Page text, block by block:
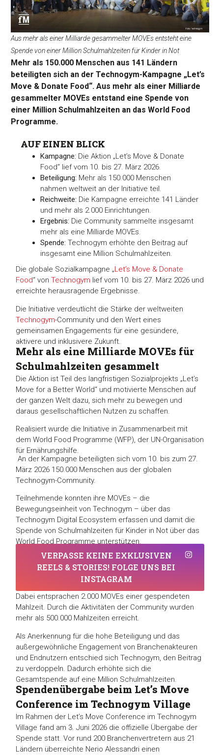
Aus mehr als einer Milliarde gesammelter MOVEs entsteht eine
Spende von einer Million Schulmahlzeiten für Kinder in Not
Mehr als 150.000 Menschen aus 141 Ländern
beteiligten sich an der Technogym-Kampagne „Let’s
Move & Donate Food“. Aus mehr als einer Milliarde
gesammelter MOVEs entstand eine Spende von
einer Million Schulmahlzeiten an das World Food
Programme.
AUF EINEN BLICK
Kampagne: Die Aktion „Let’s Move & Donate
Food“ lief vom 10. bis 27. März 2026.
Beteiligung: Mehr als 150.000 Menschen
nahmen weltweit an der Initiative teil.
Reichweite: Die Kampagne erreichte 141 Länder
und mehr als 2.000 Einrichtungen.
Ergebnis: Die Community sammelte insgesamt
mehr als eine Milliarde MOVEs.
Spende: Technogym erhöhte den Beitrag auf
insgesamt eine Million Schulmahlzeiten.
Die globale Sozialkampagne „Let’s Move & Donate
Food“ vonTechnogym lief vom 10. bis 27. März 2026 und
erreichte herausragende Ergebnisse.
Die Initiative verdeutlicht die Stärke der weltweiten
Technogym-Community und den Wert eines
gemeinsamen Engagements für eine gesündere,
aktivere und inklusivere Zukunft.
Mehr als eine Milliarde MOVEs für
Schulmahlzeiten gesammelt
Die Aktion ist Teil des langfristigen Sozialprojekts „Let’s
Move for a Better World“ und motivierte Menschen auf
der ganzen Welt dazu, sich mehr zu bewegen und
daraus gesellschaftlichen Nutzen zu schaffen.
Realisiert wurde die Initiative in Zusammenarbeit mit
dem World Food Programme (WFP), der UN-Organisation
für Ernährungshilfe.
An der Kampagne beteiligten sich vom 10. bis zum 27.
März 2026 150.000 Menschen aus der globalen
Technogym-Community.
Teilnehmende konnten ihre MOVEs – die
Bewegungseinheit von Technogym – über das
Technogym Digital Ecosystem erfassen und damit die
Spende von Schulmahlzeiten für Kinder in Not über das
World Food Programme unterstützen.
VERPASSE KEINE EXKLUSIVEN
REELS & STORIES! FOLGE UNS BEI
INSTAGRAM
Dabei entsprachen 2.000 MOVEs einer gespendeten
Mahlzeit. Durch die Aktivitäten der Community wurden
mehr als 500.000 Mahlzeiten erreicht.
Als Anerkennung für die hohe Beteiligung und das
außergewöhnliche Engagement von Branchenakteuren
und Endnutzern entschied sich Technogym, den Beitrag
zu verdoppeln. Dadurch erhöhte sich die
Gesamtspende auf eine Million Schulmahlzeiten.
Spendenübergabe beim Let’s Move
Conference im Technogym Village
Im Rahmen der Let’s Move Conference im Technogym
Village fand am 3. Juni 2026 die offizielle Übergabe der
Spende statt. Vor rund 200 Branchenvertretern aus 21
Ländern überreichte Nerio Alessandri einen